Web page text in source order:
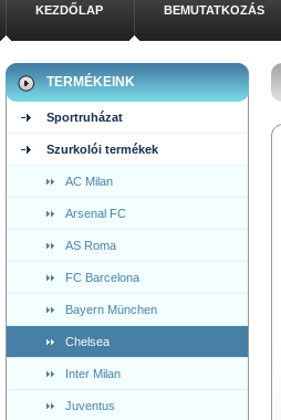
KEZDŐLAP BEMUTATKOZÁS
TERMÉKEINK
Sportruházat
Szurkolói termékek
AC Milan
Arsenal FC
AS Roma
FC Barcelona
Bayern München
Chelsea
Inter Milan
Juventus